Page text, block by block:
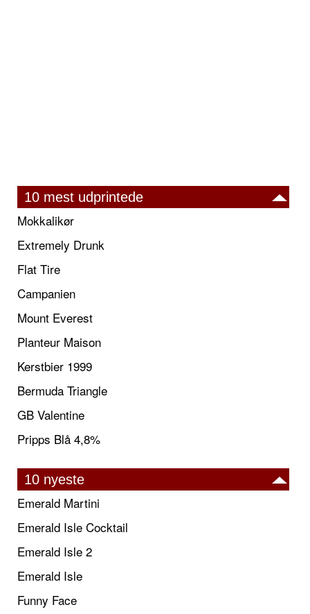
10 mest udprintede
Mokkalikør
Extremely Drunk
Flat Tire
Campanien
Mount Everest
Planteur Maison
Kerstbier 1999
Bermuda Triangle
GB Valentine
Pripps Blå 4,8%
10 nyeste
Emerald Martini
Emerald Isle Cocktail
Emerald Isle 2
Emerald Isle
Funny Face